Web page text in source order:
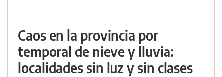
Caos en la provincia por
temporal de nieve y lluvia:
localidades sin luz y sin clases